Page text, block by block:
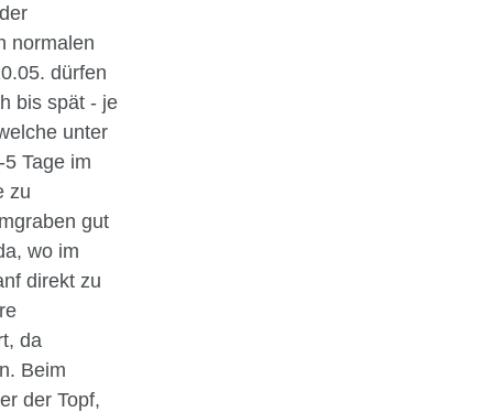
normalen
dürfen
bis spät - je
unter
Tage im
zu
gut
wo im
direkt zu
da
Beim
der Topf,